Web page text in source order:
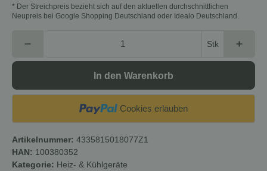
* Der Streichpreis bezieht sich auf den aktuellen durchschnittlichen
Neupreis bei Google Shopping Deutschland oder Idealo Deutschland.
Stk
In den Warenkorb
Cookies erlauben
Artikelnummer: 4335815018077Z1
HAN: 100380352
Kategorie: Heiz- & Kühlgeräte